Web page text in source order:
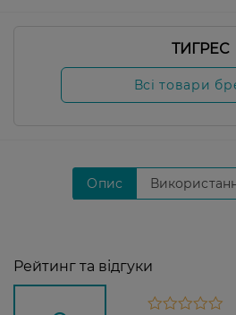
ТИГРЕС
Всі товари
Опис
Рейтинг та відгуки